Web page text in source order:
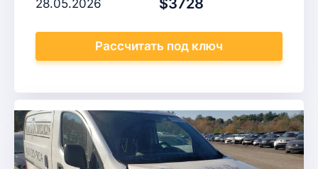
28.05.2026
Рассчитать под ключ